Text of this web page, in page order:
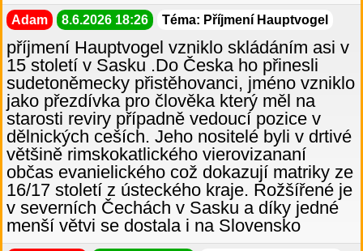
Adam 8.6.2026 18:26 Téma: Příjmení Hauptvogel
příjmení Hauptvogel vzniklo skládáním asi v
15 století v Sasku .Do Česka ho přinesli
sudetoněmecky přistěhovanci, jméno vzniklo
jako přezdívka pro člověka který měl na
starosti reviry případně vedoucí pozice v
dělnických ceších. Jeho nositelé byli v drtivé
většině rimskokatlického vierovizananí
občas evanielického což dokazují matriky ze
16/17 století z ústeckého kraje. Rožšířené je
v severních Čechách v Sasku a díky jedné
menší větvi se dostala i na Slovensko